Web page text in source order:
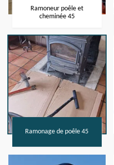
Ramoneur poêle et
cheminée 45
Ramonage de poêle 45